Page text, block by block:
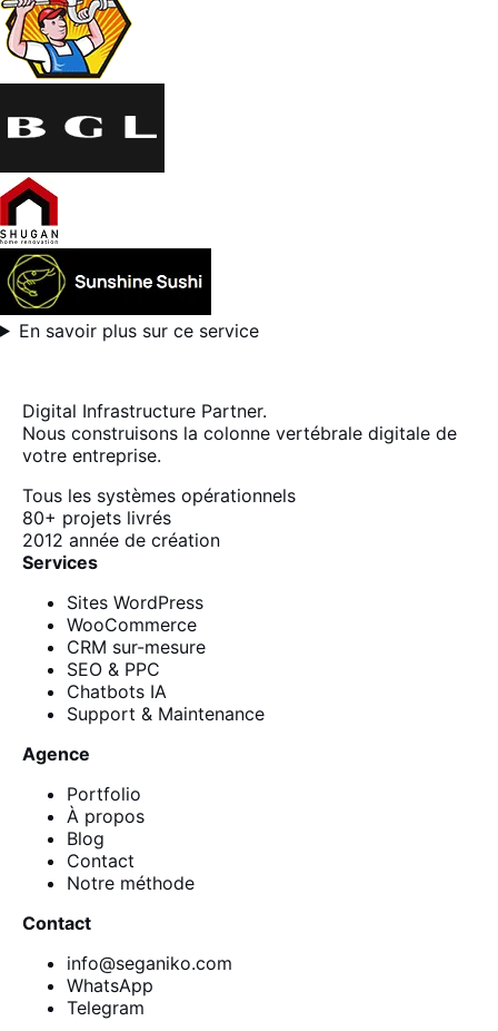
En savoir plus sur ce service
Digital Infrastructure Partner.
Nous construisons la colonne vertébrale digitale de
votre entreprise.
Tous les systèmes opérationnels
80+ projets livrés
2012 année de création
Services
Sites WordPress
WooCommerce
CRM sur-mesure
SEO & PPC
Chatbots IA
Support & Maintenance
Agence
Portfolio
À propos
Blog
Contact
Notre méthode
Contact
info@seganiko.com
WhatsApp
Telegram